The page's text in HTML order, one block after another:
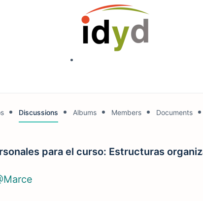
Discussions Albums Members Documents
para el curso: Estructuras